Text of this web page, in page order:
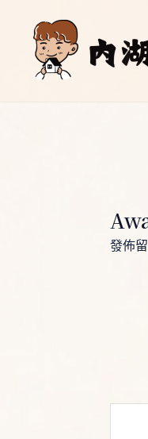
發佈
navigation